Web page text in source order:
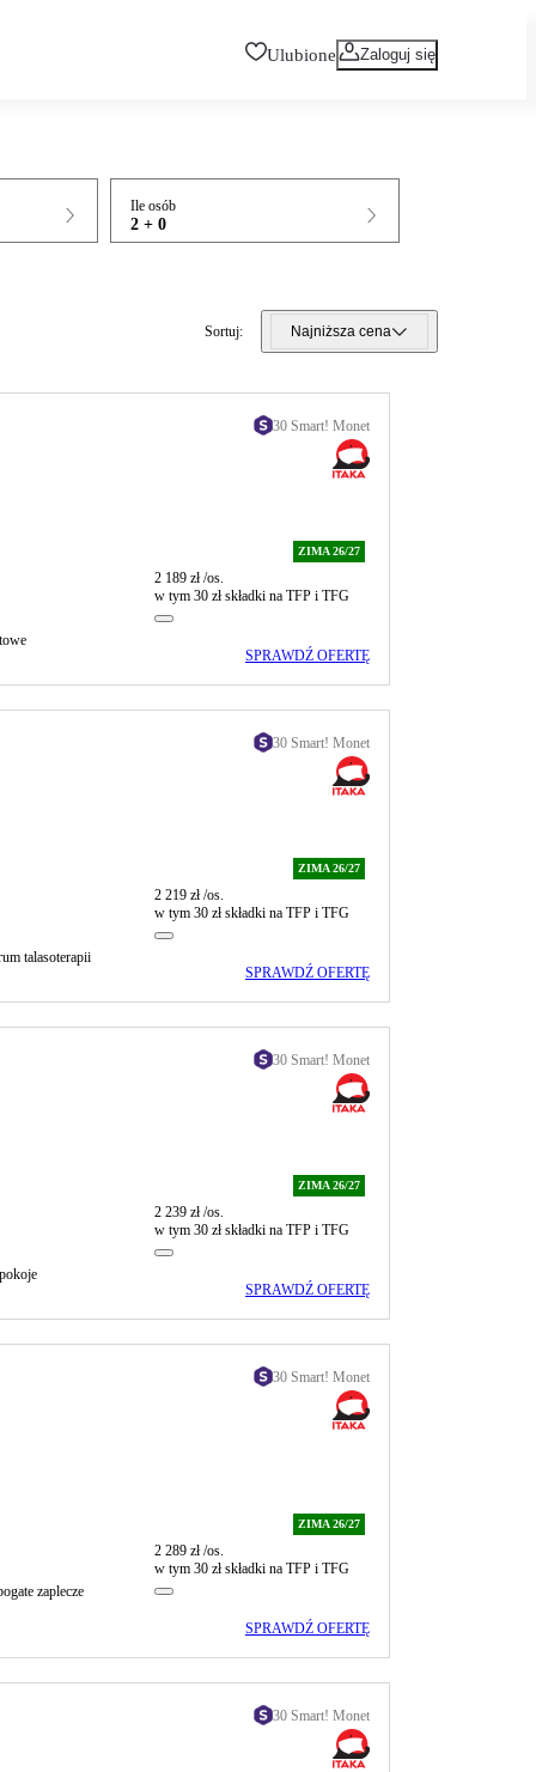
Ulubione Zaloguj się
Ile osób
2 + 0
Sortuj: Najniższa cena
30 Smart! Monet
ZIMA 26/27
2 189 zł/os.
w tym 30 zł składki na TFP i TFG
SPRAWDŹ OFERTĘ
talasoterapii
30 Smart! Monet
ZIMA 26/27
2 219 zł/os.
w tym 30 zł składki na TFP i TFG
SPRAWDŹ OFERTĘ
30 Smart! Monet
ZIMA 26/27
2 239 zł/os.
w tym 30 zł składki na TFP i TFG
SPRAWDŹ OFERTĘ
zaplecze
30 Smart! Monet
ZIMA 26/27
2 289 zł/os.
w tym 30 zł składki na TFP i TFG
SPRAWDŹ OFERTĘ
30 Smart! Monet